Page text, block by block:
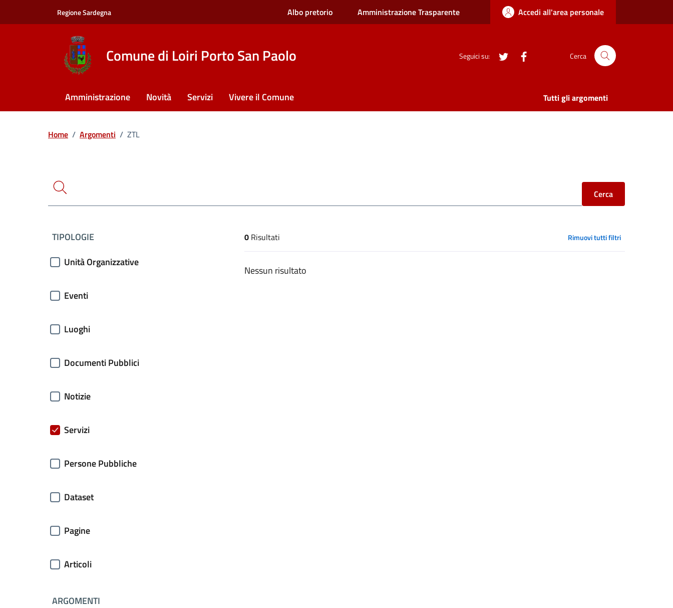
Regione Sardegna Albo pretorio Amministrazione Trasparente Accedi all'area personale
Comune di Loiri Porto San Paolo Seguici su: twitter Cerca
Amministrazione Novità Servizi Vivere il Comune Tutti gli argomenti
Ricerca
Home / Argomenti / ZTL
Cerca
filtri da applicare
TIPOLOGIE
Unità Organizzative
Eventi
Luoghi
Documenti Pubblici
Notizie
Servizi
Persone Pubbliche
Dataset
Pagine
Articoli
ARGOMENTI
risultati di ricerca
0 Risultati Rimuovi tutti filtri
Nessun risultato